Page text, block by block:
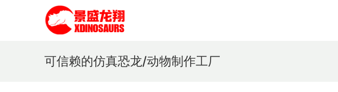
可信赖的仿真恐龙/动物制作工厂